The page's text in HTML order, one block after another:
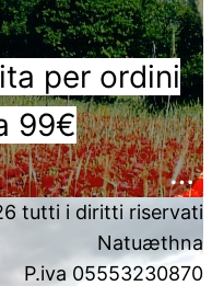
per ordini
99€
….
tutti i diritti riservati
Natuæthna
P.iva 05553230870